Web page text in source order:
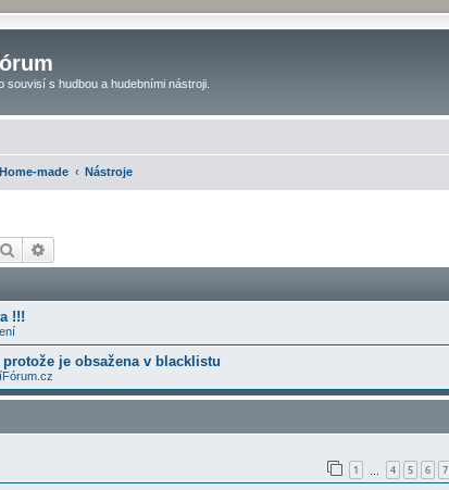
souvisí s hudbou a hudebními nástroji.
Home-made Nástroje
Hledat
!!!
je obsažena v blacklistu
1 4 5 6 7